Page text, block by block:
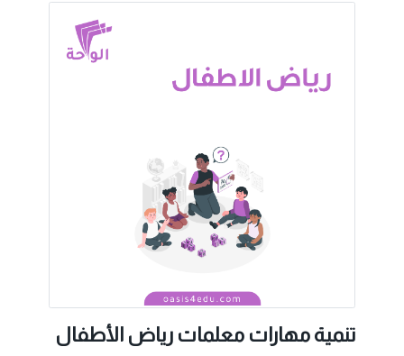
تنمية مهارات معلمات رياض الأطفال